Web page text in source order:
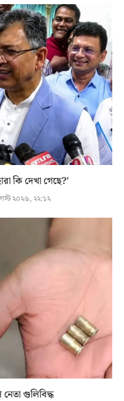
কি দেখা গেছে?’
২০২৬, ২২:১২
গুলিবিদ্ধ